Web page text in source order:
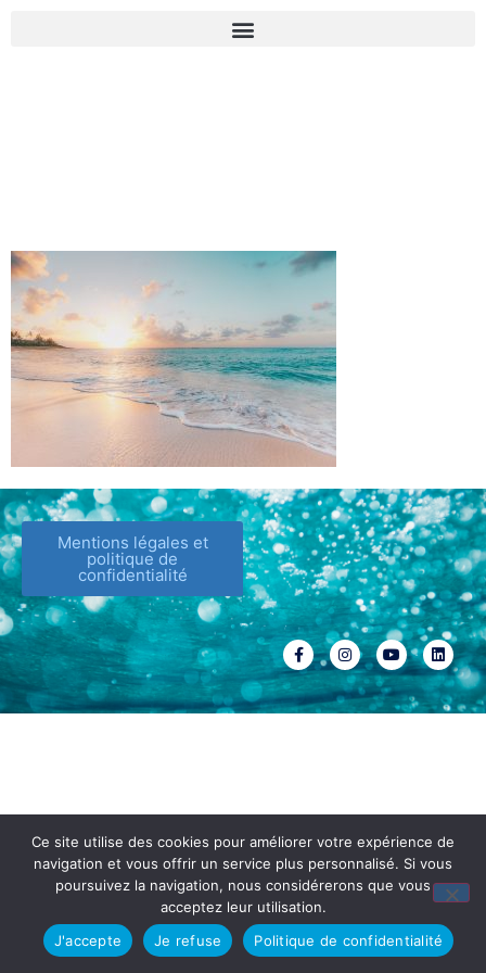
Mentions légales et
politique de
confidentialité
Ce site utilise des cookies pour améliorer votre expérience de
navigation et vous offrir un service plus personnalisé. Si vous
poursuivez la navigation, nous considérerons que vous
acceptez leur utilisation.
J'accepte
Je refuse Politique de confidentialité